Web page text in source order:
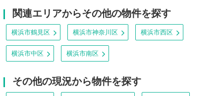
関連エリアからその他の物件を探す
横浜市鶴見区 横浜市神奈川区 横浜市西区
横浜市中区 横浜市南区
その他の現況から物件を探す